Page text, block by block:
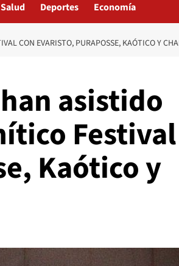
Salud Deportes Economía
CON EVARISTO, PURAPOSSE, KAÓTICO Y
asistido
Festival
Kaótico y